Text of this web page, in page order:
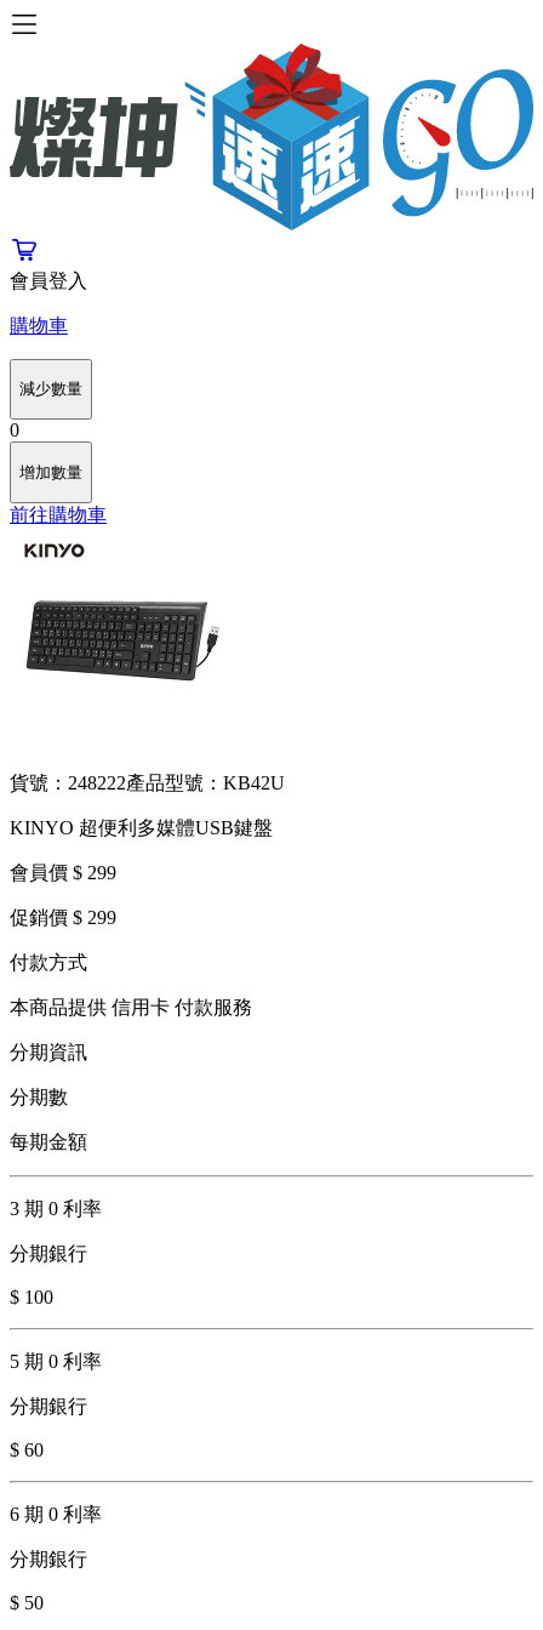
會員登入
購物車
減少數量
0
增加數量
前往購物車
貨號：248222產品型號：KB42U
KINYO 超便利多媒體USB鍵盤
會員價 $ 299
促銷價 $ 299
付款方式
本商品提供 信用卡 付款服務
分期資訊
分期數
每期金額
3 期 0 利率
分期銀行
$ 100
5 期 0 利率
分期銀行
$ 60
6 期 0 利率
分期銀行
$ 50